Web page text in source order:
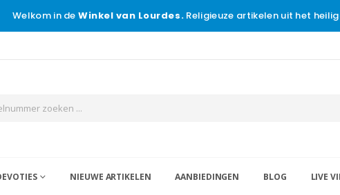
Welkom in deWinkel van Lourdes. Religieuze artikelen uit het
NIEUWE ARTIKELEN AANBIEDINGEN BLOG LIVE